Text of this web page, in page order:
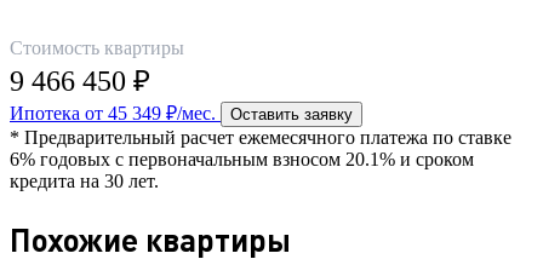
Стоимость квартиры
9 466 450 ₽
Ипотека от 45 349 ₽/мес. Оставить заявку
* Предварительный расчет ежемесячного платежа по ставке
6% годовых с первоначальным взносом 20.1% и сроком
кредита на 30 лет.
Похожие квартиры